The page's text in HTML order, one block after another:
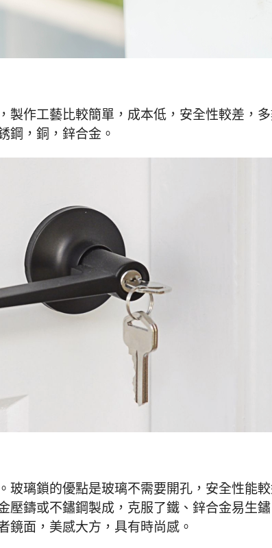
製作工藝比較簡單，成本低，安全性較差，
鋼，銅，鋅合金。
玻璃鎖的優點是玻璃不需要開孔，安全性能
壓鑄或不鏽鋼製成，克服了鐵、鋅合金易生
鏡面，美感大方，具有時尚感。